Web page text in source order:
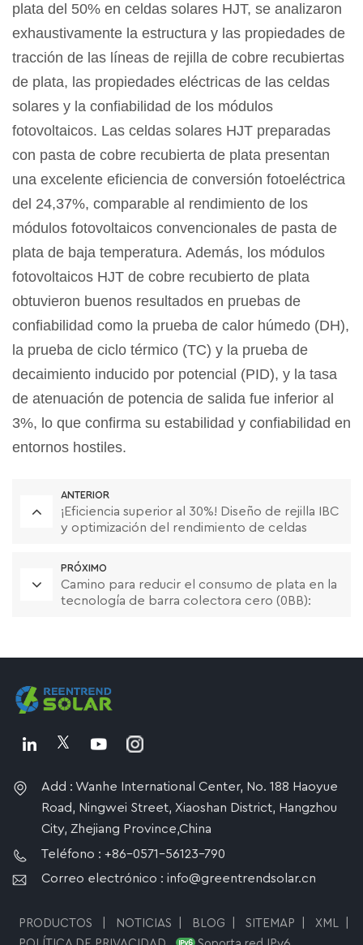
plata del 50% en celdas solares HJT, se analizaron
exhaustivamente la estructura y las propiedades de
tracción de las líneas de rejilla de cobre recubiertas
de plata, las propiedades eléctricas de las celdas
solares y la confiabilidad de los módulos
fotovoltaicos. Las celdas solares HJT preparadas
con pasta de cobre recubierta de plata presentan
una excelente eficiencia de conversión fotoeléctrica
del 24,37%, comparable al rendimiento de los
módulos fotovoltaicos convencionales de pasta de
plata de baja temperatura. Además, los módulos
fotovoltaicos HJT de cobre recubierto de plata
obtuvieron buenos resultados en pruebas de
confiabilidad como la prueba de calor húmedo (DH),
la prueba de ciclo térmico (TC) y la prueba de
decaimiento inducido por potencial (PID), y la tasa
de atenuación de potencia de salida fue inferior al
3%, lo que confirma su estabilidad y confiabilidad en
entornos hostiles.
ANTERIOR
¡Eficiencia superior al 30%! Diseño de rejilla IBC
y optimización del rendimiento de celdas
doble cara.
PRÓXIMO
Camino para reducir el consumo de plata en la
tecnología de barra colectora cero (0BB):
Add : Wanhe International Center, No. 188 Haoyue
Road, Ningwei Street, Xiaoshan District, Hangzhou
City, Zhejiang Province,China
Teléfono : +86-0571-56123-790
Correo electrónico : info@greentrendsolar.cn
PRODUCTOS NOTICIAS BLOG SITEMAP XML